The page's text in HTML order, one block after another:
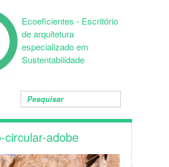
Ecoeficientes - Escritório
de arquitetura
especializado em
Sustentabilidade
circular-adobe